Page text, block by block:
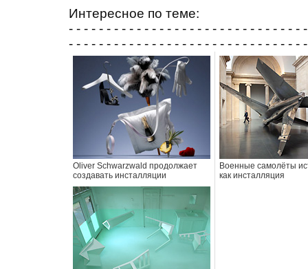
Интересное по теме:
- - - - - - - - - - - - - - - - - - - - - - - - - - - - - - -
- - - - - - - - - - - - - - - - - - - - - - - - - - - - - - -
Oliver Schwarzwald продолжает
создавать инсталляции
Военные самолёты
как инсталляция